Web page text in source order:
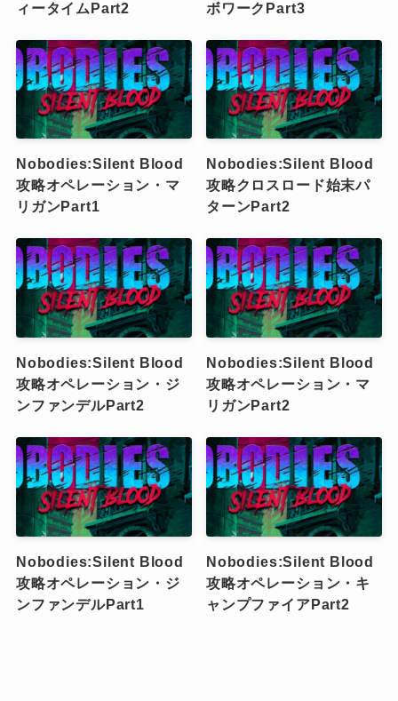
ィータイムPart2
ボワークPart3
Nobodies:Silent Blood
攻略オペレーション・マ
リガンPart1
Nobodies:Silent Blood
攻略クロスロード始末パ
ターンPart2
Nobodies:Silent Blood
攻略オペレーション・ジ
ンファンデルPart2
Nobodies:Silent Blood
攻略オペレーション・マ
リガンPart2
Nobodies:Silent Blood
攻略オペレーション・ジ
ンファンデルPart1
Nobodies:Silent Blood
攻略オペレーション・キ
ャンプファイアPart2